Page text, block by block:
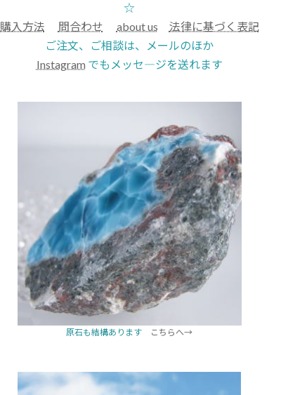
☆
購入方法
問合わせ about us
法律に基づく表記
ご注文、ご相談は、メールのほか
Instagram でもメッセ―ジを送れます
原石も結構あります こちらへ→